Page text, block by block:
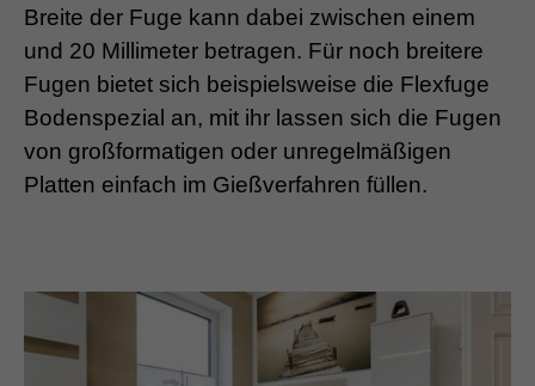
Breite der Fuge kann dabei zwischen einem
und 20 Millimeter betragen. Für noch breitere
Fugen bietet sich beispielsweise die Flexfuge
Bodenspezial an, mit ihr lassen sich die Fugen
von großformatigen oder unregelmäßigen
Platten einfach im Gießverfahren füllen.